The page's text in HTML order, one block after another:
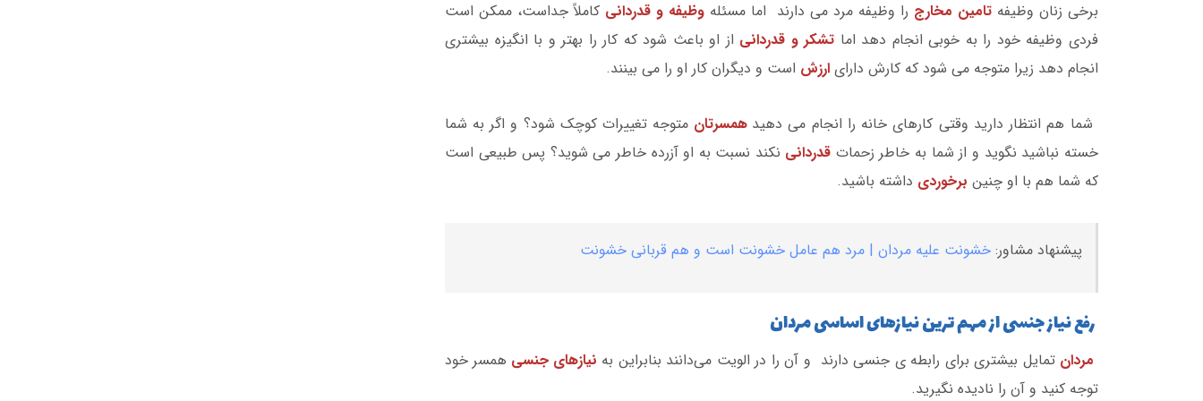
برخی زنان وظیفه تامین مخارج را وظیفه مرد می دارند اما مسئله وظیفه و قدردانی کاملاً جداست، ممکن است
فردی وظیفه خود را به خوبی انجام دهد اما تشکر و قدردانی از او باعث شود که کار را بهتر و با انگیزه بیشتری
انجام دهد زیرا متوجه می شود که کارش دارای ارزش است و دیگران کار او را می بینند.
شما هم انتظار دارید وقتی کارهای خانه را انجام می دهید همسرتان متوجه تغییرات کوچک شود؟ و اگر به شما
خسته نباشید نگوید و از شما به خاطر زحمات قدردانی نکند نسبت به او آزرده خاطر می شوید؟ پس طبیعی است
که شما هم با او چنین برخوردی داشته باشید.
پیشنهاد مشاور: خشونت علیه مردان | مرد هم عامل خشونت است و هم قربانی خشونت
رفع نیاز جنسی از مهم ترین نیازهای اساسی مردان
مردان تمایل بیشتری برای رابطه ی جنسی دارند و آن را در الویت می‌دانند بنابراین به نیازهای جنسی همسر خود
توجه کنید و آن را نادیده نگیرید.